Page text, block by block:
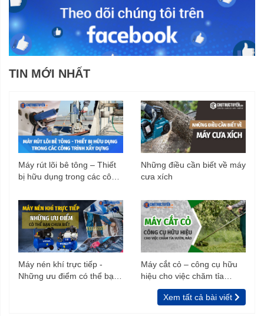
TIN MỚI NHẤT
Máy rút lõi bê tông – Thiết
bị hữu dụng trong các công
Những điều cần biết về máy
cưa xích
Máy nén khí trực tiếp -
Những ưu điểm có thể bạn
Máy cắt cỏ – công cụ hữu
hiệu cho việc chăm tỉa
vườn, rào
Xem tất cả bài viết